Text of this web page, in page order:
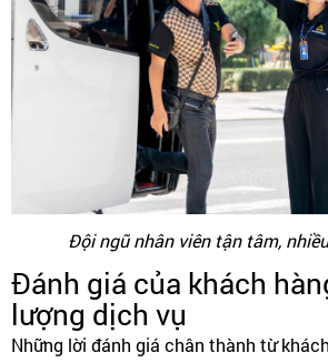
Đội ngũ nhân viên tận tâm,
Đánh giá của khách
lượng dịch vụ
Những lời đánh giá chân thành từ